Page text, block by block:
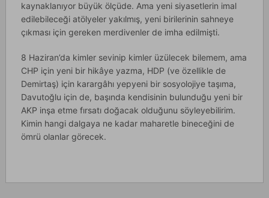
kaynaklanıyor büyük ölçüde. Ama yeni siyasetlerin imal
edilebileceği atölyeler yakılmış, yeni birilerinin sahneye
çıkması için gereken merdivenler de imha edilmişti.
8 Haziran’da kimler sevinip kimler üzülecek bilemem, ama
CHP için yeni bir hikâye yazma, HDP (ve özellikle de
Demirtaş) için karargâhı yepyeni bir sosyolojiye taşıma,
Davutoğlu için de, başında kendisinin bulunduğu yeni bir
AKP inşa etme fırsatı doğacak olduğunu söyleyebilirim.
Kimin hangi dalgaya ne kadar maharetle bineceğini de
ömrü olanlar görecek.